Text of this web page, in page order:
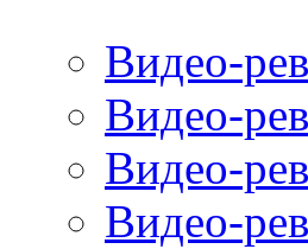
Видео-
Видео-
Видео-
Видео-